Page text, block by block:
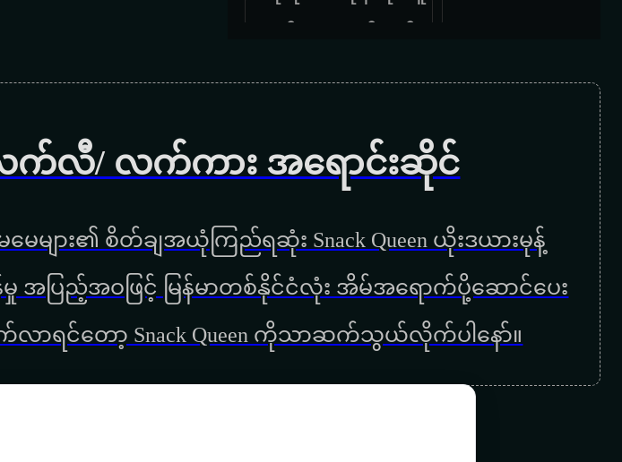
ရွှေလသာမှ
မကျေနပ်ဘူး
ဘယ်သူမှမကောင်းဘူး
ဖိုးသာထူး
နေရာဟောင်းမှာ
လက်လီ/ လက်ကား အရောင်းဆိုင်
ေများ၏ စိတ်ချအယုံကြည်ရဆုံး Snack Queen ယိုးဒယားမုန့်
ကန်မှု အပြည့်အဝဖြင့် မြန်မာတစ်နိုင်ငံလုံး အိမ်အရောက်ပို့ဆောင်ပေး
ာရင်တော့ Snack Queen ကိုသာဆက်သွယ်လိုက်ပါနော်။